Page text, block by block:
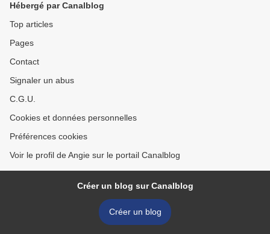
Hébergé par Canalblog
Top articles
Pages
Contact
Signaler un abus
C.G.U.
Cookies et données personnelles
Préférences cookies
Voir le profil de Angie sur le portail Canalblog
Créer un blog sur Canalblog
Créer un blog